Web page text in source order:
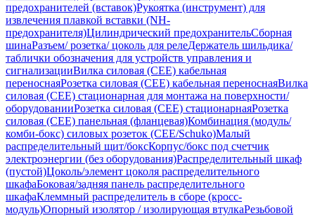
предохранителей (вставок)Рукоятка (инструмент) для
извлечения плавкой вставки (NH-
предохранителя)Цилиндрический предохранительСборная
шинаРазъем/ розетка/ цоколь для релеДержатель шильдика/
таблички обозначения для устройств управления и
сигнализацииВилка силовая (CEE) кабельная
переноснаяРозетка силовая (CEE) кабельная переноснаяВилка
силовая (CEE) стационарная для монтажа на поверхности/
оборудованииРозетка силовая (CEE) стационарнаяРозетка
силовая (CEE) панельная (фланцевая)Комбинация (модуль/
комби-бокс) силовых розеток (CEE/Schuko)Малый
распределительный щит/боксКорпус/бокс под счетчик
электроэнергии (без оборудования)Распределительный шкаф
(пустой)Цоколь/элемент цоколя распределительного
шкафаБоковая/задняя панель распределительного
шкафаКлеммный распределитель в сборе (кросс-
модуль)Опорный изолятор / изолирующая втулкаРезьбовой